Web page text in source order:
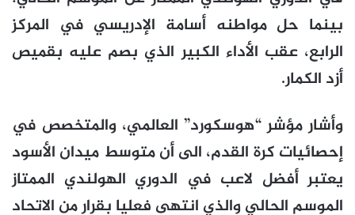
بينما حل مواطنه أسامة الإدريسي في المركز
الرابع، عقب الأداء الكبير الذي بصم عليه بقميص
أزد الكمار.
وأشار مؤشر “هوسكورد” العالمي، والمتخصص في
إحصائيات كرة القدم، الى أن متوسط ميدان الأسود
يعتبر أفضل لاعب في الدوري الهولندي الممتاز
الموسم الحالي والذي انتهى فعليا بقرار من الاتحاد